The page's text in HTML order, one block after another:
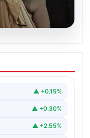
2. Denizli…
▲ +0.15%
▲ +0.30%
▲ +2.55%